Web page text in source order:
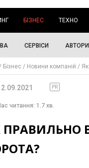
БІЗНЕС ТЕХНО
СЕРВІСИ АВТОРИ
Бізнес Новини компаній
PR
читання: 1.7 хв.
ПРАВИЛЬНО